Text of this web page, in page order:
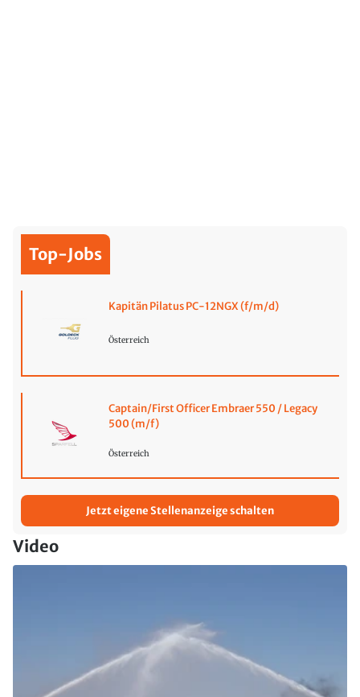
Top-Jobs
Kapitän Pilatus PC-12NGX (f/m/d)
Österreich
Captain/First Officer Embraer 550 / Legacy
500 (m/f)
Österreich
Jetzt eigene Stellenanzeige schalten
Video